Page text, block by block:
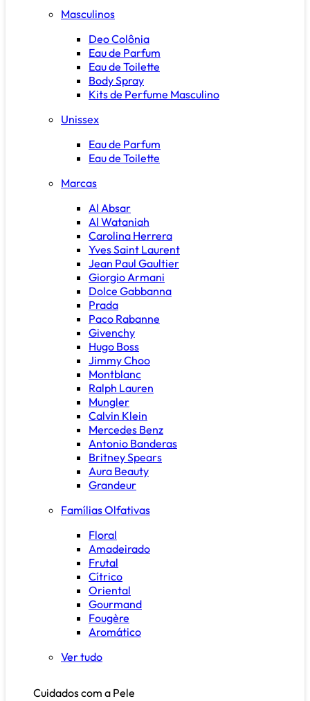
Masculinos
Deo Colônia
Eau de Parfum
Eau de Toilette
Body Spray
Kits de Perfume Masculino
Unissex
Eau de Parfum
Eau de Toilette
Marcas
Al Absar
Al Wataniah
Carolina Herrera
Yves Saint Laurent
Jean Paul Gaultier
Giorgio Armani
Dolce Gabbanna
Prada
Paco Rabanne
Givenchy
Hugo Boss
Jimmy Choo
Montblanc
Ralph Lauren
Mungler
Calvin Klein
Mercedes Benz
Antonio Banderas
Britney Spears
Aura Beauty
Grandeur
Famílias Olfativas
Floral
Amadeirado
Frutal
Cítrico
Oriental
Gourmand
Fougère
Aromático
Ver tudo
Cuidados com a Pele